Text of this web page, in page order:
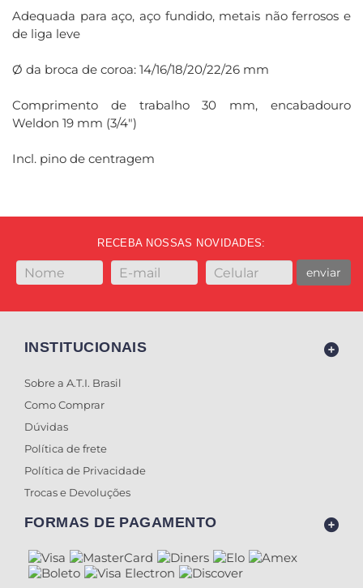
Adequada para aço, aço fundido, metais não ferrosos e
de liga leve
Ø da broca de coroa: 14/16/18/20/22/26 mm
Comprimento de trabalho 30 mm, encabadouro
Weldon 19 mm (3/4")
Incl. pino de centragem
RECEBA NOSSAS NOVIDADES:
enviar
INSTITUCIONAIS
Sobre a A.T.I. Brasil
Como Comprar
Dúvidas
Política de frete
Política de Privacidade
Trocas e Devoluções
FORMAS DE PAGAMENTO